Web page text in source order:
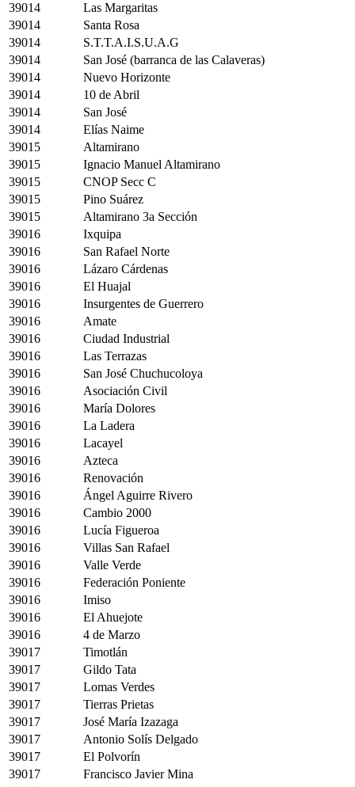
39014
Las Margaritas
39014
Santa Rosa
39014
S.T.T.A.I.S.U.A.G
39014
San José (barranca de las Calaveras)
39014
Nuevo Horizonte
39014
10 de Abril
39014
San José
39014
Elías Naime
39015
Altamirano
39015
Ignacio Manuel Altamirano
39015
CNOP Secc C
39015
Pino Suárez
39015
Altamirano 3a Sección
39016
Ixquipa
39016
San Rafael Norte
39016
Lázaro Cárdenas
39016
El Huajal
39016
Insurgentes de Guerrero
39016
Amate
39016
Ciudad Industrial
39016
Las Terrazas
39016
San José Chuchucoloya
39016
Asociación Civil
39016
María Dolores
39016
La Ladera
39016
Lacayel
39016
Azteca
39016
Renovación
39016
Ángel Aguirre Rivero
39016
Cambio 2000
39016
Lucía Figueroa
39016
Villas San Rafael
39016
Valle Verde
39016
Federación Poniente
39016
Imiso
39016
El Ahuejote
39016
4 de Marzo
39017
Timotlán
39017
Gildo Tata
39017
Lomas Verdes
39017
Tierras Prietas
39017
José María Izazaga
39017
Antonio Solís Delgado
39017
El Polvorín
39017
Francisco Javier Mina